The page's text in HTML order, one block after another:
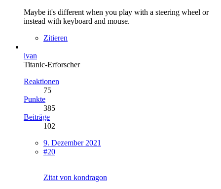
Maybe it's different when you play with a steering wheel or
instead with keyboard and mouse.
Zitieren
ivan
Titanic-Erforscher
Reaktionen
75
Punkte
385
Beiträge
102
9. Dezember 2021
#20
Zitat von kondragon